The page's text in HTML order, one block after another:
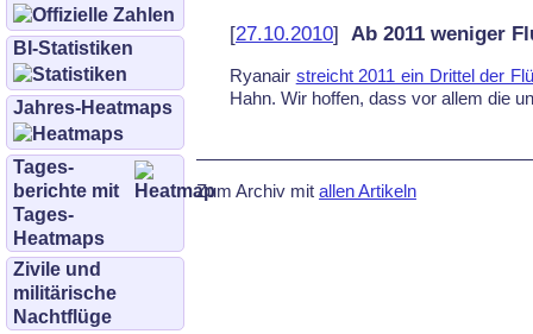
BI-Statistiken
Jahres-Heatmaps
Tages­
berichte mit
Tages-
Heatmaps
Zivile und
militärische
Nachtflüge
[27.10.2010] Ab 2011 weniger
Ryanair streicht 2011 ein Drittel der
Hahn. Wir hoffen, dass vor allem die
Zum Archiv mit allen Artikeln